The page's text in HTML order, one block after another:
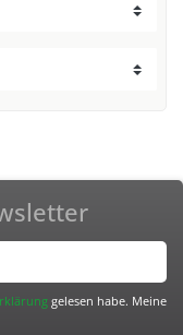
gelesen habe. Meine